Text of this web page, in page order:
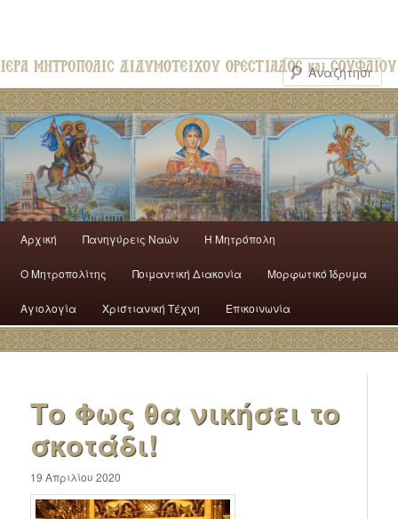
Αρχική Πανηγύρεις Ναών H Mητρόπολη
Ο Mητροπολίτης Ποιμαντική Διακονία Μορφωτικό Ίδρυμα
Αγιολογία Χριστιανική Τέχνη Επικοινωνία
Το Φως θα νικήσει το
σκοτάδι!
19 Απριλίου 2020